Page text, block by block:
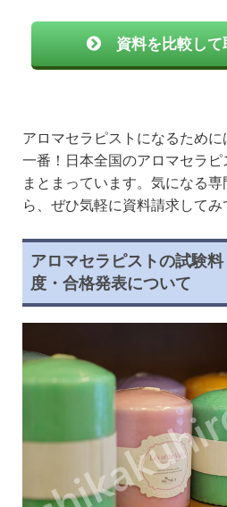
資料を比較し
アロマセラピストになるため
一番！日本全国のアロマセラ
まとまっています。気になる
ら、ぜひ気軽に資料請求してみ
アロマセラピストの試験
度・合格発表について